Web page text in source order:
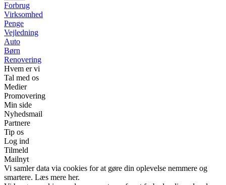
Forbrug
Virksomhed
Penge
Vejledning
Auto
Børn
Renovering
Hvem er vi
Tal med os
Medier
Promovering
Min side
Nyhedsmail
Partnere
Tip os
Log ind
Tilmeld
Mailnyt
Vi samler data via cookies for at gøre din oplevelse nemmere og
smartere. Læs mere her.